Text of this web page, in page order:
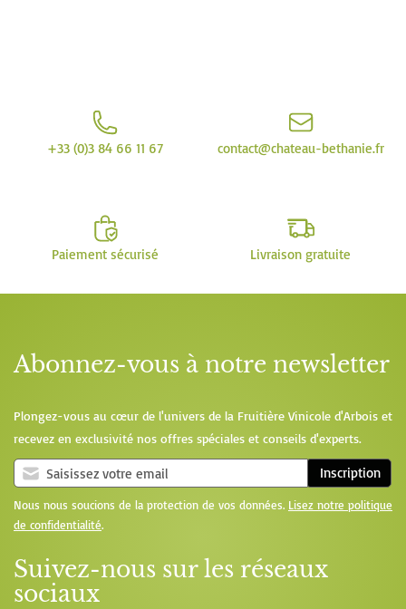
+33 (0)3 84 66 11 67 contact@chateau-bethanie.fr
Paiement sécurisé Livraison gratuite
Abonnez-vous à notre newsletter
Plongez-vous au cœur de l'univers de la Fruitière Vinicole d'Arbois et
recevez en exclusivité nos offres spéciales et conseils d'experts.
Inscription
Nous nous soucions de la protection de vos données. Lisez notre politique
de confidentialité.
Suivez-nous sur les réseaux
sociaux